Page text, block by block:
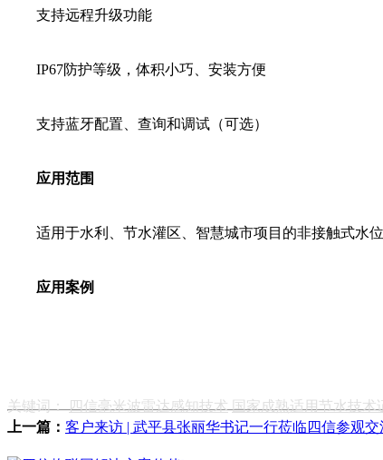
支持远程升级功能
IP67防护等级，体积小巧、安装方便
支持蓝牙配置、查询和调试（可选）
应用范围
适用于水利、节水灌区、智慧城市项目的非接触式水
应用案例
关键词：四信毫米波雷达感知技术 国家成熟适用节水技术
上一篇： 客户来访 | 武平县张丽华书记一行莅临四信参观交